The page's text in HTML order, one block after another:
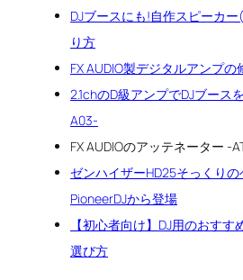
DJブースにも!自作スピーカ
り方
FX AUDIO製デジタルアンプの
2.1chのD級アンプでDJブース
A03-
FX AUDIOのアッテネーター -
ゼンハイザーHD25そっくり
PioneerDJから登場
【初心者向け】DJ用のおすす
選び方